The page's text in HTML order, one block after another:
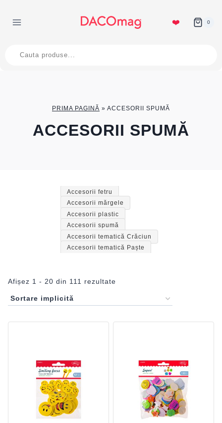
content
❤️ 0
search
PRIMA PAGINĂ » ACCESORII SPUMĂ
ACCESORII SPUMĂ
Afișez 1 - 20 din 111 rezultate
Accesorii fetru
Accesorii mărgele
Accesorii plastic
Accesorii spumă
Accesorii tematică Crăciun
Accesorii tematică Paște